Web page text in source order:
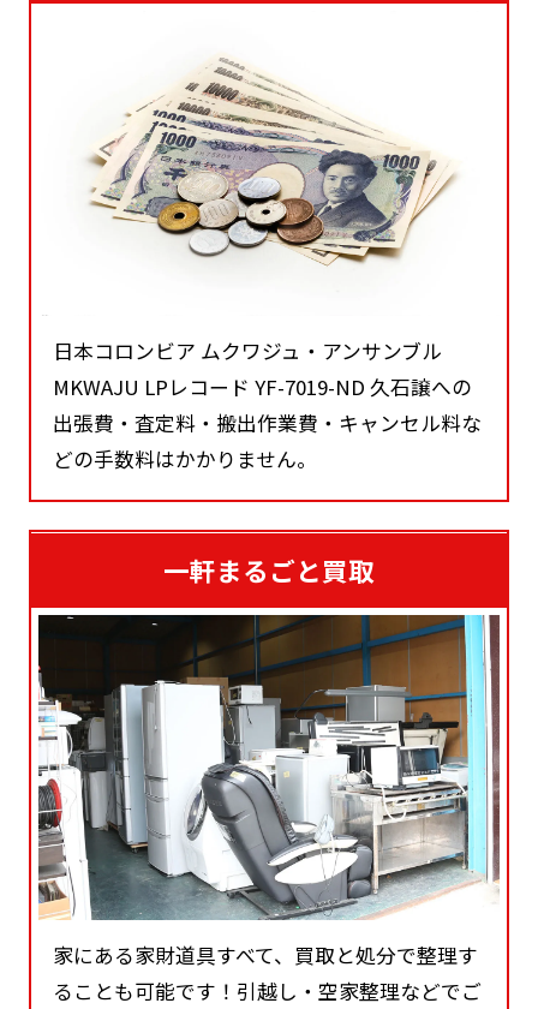
日本コロンビア ムクワジュ・アンサンブル
MKWAJU LPレコード YF-7019-ND 久石譲への
出張費・査定料・搬出作業費・キャンセル料な
どの手数料はかかりません。
一軒まるごと買取
家にある家財道具すべて、買取と処分で整理す
ることも可能です！引越し・空家整理などでご